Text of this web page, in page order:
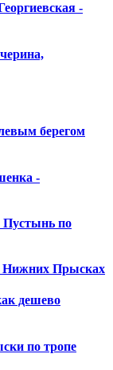
-
берегом
-
по
Нижних Прысках
дешево
по тропе